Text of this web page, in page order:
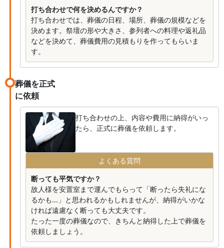
打ち合わせで何を決めるんですか？
打ち合わせでは、葬儀の日程、場所、葬儀の規模などを
決めます。祭壇の形や大きさ、参列者への料理や返礼品
などを決めて、葬儀費用の見積もりを作ってもらいま
す。
葬儀を正式
に依頼
打ち合わせの上、内容や費用に納得がいっ
たら、正式に葬儀を依頼します。
よくある質問
断っても平気ですか？
故人様を安置室まで運んでもらって「断ったら失礼にな
るかも...」と思われるかもしれませんが、納得がいかな
ければ遠慮なく断っても大丈夫です。
たった一度の葬儀なので、きちんと納得した上で葬儀を
依頼しましょう。